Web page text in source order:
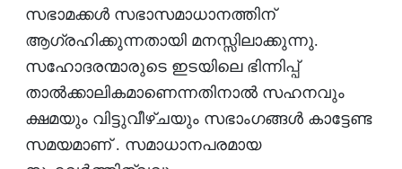
സഭാമക്കള്‍ സഭാസമാധാനത്തിന്
ആഗ്രഹിക്കുന്നതായി മനസ്സിലാക്കുന്നു.
സഹോദരന്മാരുടെ ഇടയിലെ ഭിന്നിപ്പ്
താല്‍ക്കാലികമാണെന്നതിനാല്‍ സഹനവും
ക്ഷമയും വിട്ടുവീഴ്ചയും സഭാംഗങ്ങള്‍ കാട്ടേണ്ട
സമയമാണ് . സമാധാനപരമായ